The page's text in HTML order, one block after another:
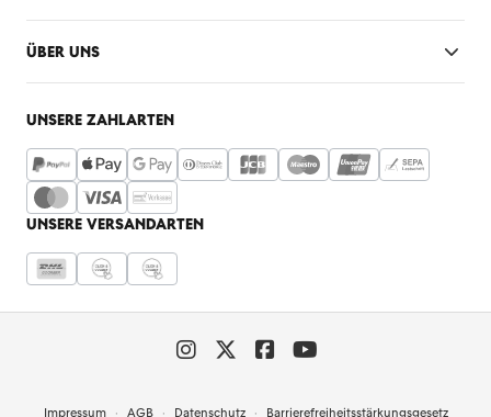
ÜBER UNS
UNSERE ZAHLARTEN
UNSERE VERSANDARTEN
Impressum AGB Datenschutz Barrierefreiheitsstärkungsgesetz